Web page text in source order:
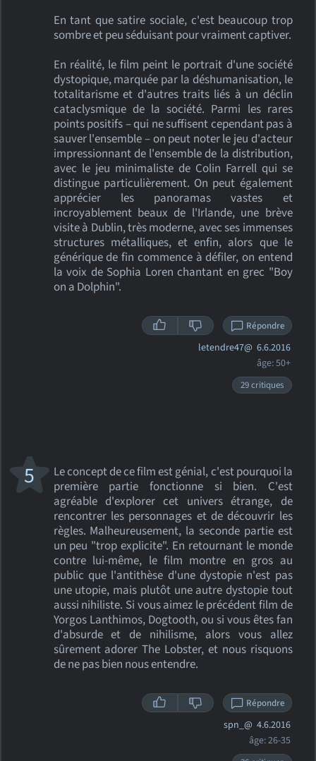
En tant que satire sociale, c'est beaucoup trop
sombre et peu séduisant pour vraiment captiver.
En réalité, le film peint le portrait d'une société
dystopique, marquée par la déshumanisation, le
totalitarisme et d'autres traits liés à un déclin
cataclysmique de la société. Parmi les rares
points positifs – qui ne suffisent cependant pas à
sauver l'ensemble – on peut noter le jeu d'acteur
impressionnant de l'ensemble de la distribution,
avec le jeu minimaliste de Colin Farrell qui se
distingue particulièrement. On peut également
apprécier les panoramas vastes et
incroyablement beaux de l'Irlande, une brève
visite à Dublin, très moderne, avec ses immenses
structures métalliques, et enfin, alors que le
générique de fin commence à défiler, on entend
la voix de Sophia Loren chantant en grec "Boy
on a Dolphin".
Répondre
letendre47@ 6.6.2016
âge: 50+
29 critiques
Le concept de ce film est génial, c'est pourquoi la
première partie fonctionne si bien. C'est
agréable d'explorer cet univers étrange, de
rencontrer les personnages et de découvrir les
règles. Malheureusement, la seconde partie est
un peu "trop explicite". En retournant le monde
contre lui-même, le film montre en gros au
public que l'antithèse d'une dystopie n'est pas
une utopie, mais plutôt une autre dystopie tout
aussi nihiliste. Si vous aimez le précédent film de
Yorgos Lanthimos, Dogtooth, ou si vous êtes fan
d'absurde et de nihilisme, alors vous allez
sûrement adorer The Lobster, et nous risquons
de ne pas bien nous entendre.
5
Répondre
spn_@ 4.6.2016
âge: 26-35